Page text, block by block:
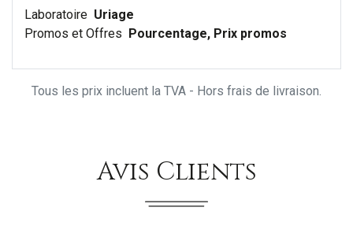
Laboratoire Uriage
Promos et Offres
Pourcentage, Prix promos
Tous les prix incluent la TVA - Hors frais de livraison.
Avis Clients